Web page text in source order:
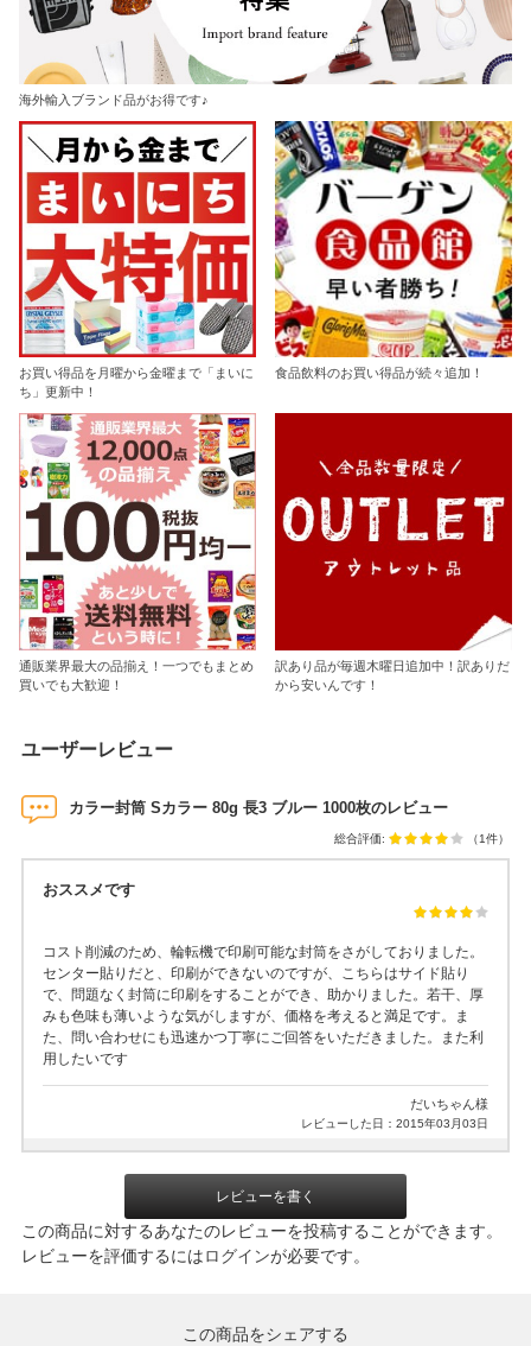
海外輸入ブランド品がお得です♪
お買い得品を月曜から金曜まで「まいに
ち」更新中！
食品飲料のお買い得品が続々追加！
通販業界最大の品揃え！一つでもまとめ
買いでも大歓迎！
訳あり品が毎週木曜日追加中！訳ありだ
から安いんです！
ユーザーレビュー
カラー封筒 Sカラー 80g 長3 ブルー 1000枚のレビュー
総合評価: （1件）
おススメです
コスト削減のため、輪転機で印刷可能な封筒をさがしておりました。
センター貼りだと、印刷ができないのですが、こちらはサイド貼り
で、問題なく封筒に印刷をすることができ、助かりました。若干、厚
みも色味も薄いような気がしますが、価格を考えると満足です。ま
た、問い合わせにも迅速かつ丁寧にご回答をいただきました。また利
用したいです
だいちゃん様
レビューした日：2015年03月03日
レビューを書く
この商品に対するあなたのレビューを投稿することができます。
レビューを評価するにはログインが必要です。
この商品をシェアする